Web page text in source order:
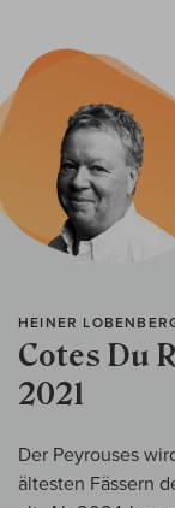
HEINER
Cotes Du
2021
Der Peyrouses
ältesten Fässern